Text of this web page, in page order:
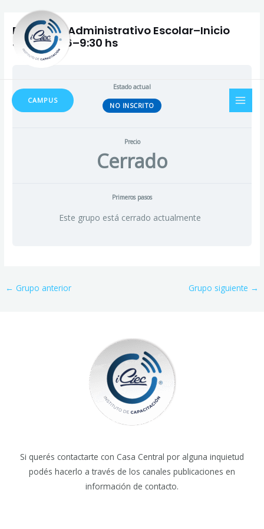
contenido
CAMPUS
Preceptor Administrativo Escolar–Inicio
Junio 2026–9:30 hs
Estado actual
NO INSCRITO
Precio
Cerrado
Primeros pasos
Este grupo está cerrado actualmente
entradas
← Grupo anterior Grupo siguiente →
Si querés contactarte con Casa Central por alguna inquietud
podés hacerlo a través de los canales publicaciones en
información de contacto.